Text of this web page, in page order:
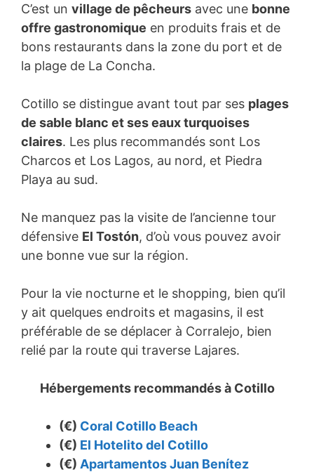
C’est un village de pêcheurs avec une bonne
offre gastronomique en produits frais et de
bons restaurants dans la zone du port et de
la plage de La Concha.
Cotillo se distingue avant tout par ses plages
de sable blanc et ses eaux turquoises
claires. Les plus recommandés sont Los
Charcos et Los Lagos, au nord, et Piedra
Playa au sud.
Ne manquez pas la visite de l’ancienne tour
défensive El Tostón, d’où vous pouvez avoir
une bonne vue sur la région.
Pour la vie nocturne et le shopping, bien qu’il
y ait quelques endroits et magasins, il est
préférable de se déplacer à Corralejo, bien
relié par la route qui traverse Lajares.
Hébergements recommandés à Cotillo
(€) Coral Cotillo Beach
(€) El Hotelito del Cotillo
(€) Apartamentos Juan Benítez